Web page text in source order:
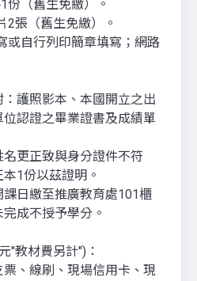
份（舊生免繳）。
2張（舊生免繳）。
或自行列印簡章填寫；網路
護照影本、本國開立之出
認證之畢業證書及成績單
更正致與身分證件不符
1份以茲證明。
日繳至推廣教育處101櫃
成不授予學分。
"教材費另計")：
、線刷、現場信用卡、現